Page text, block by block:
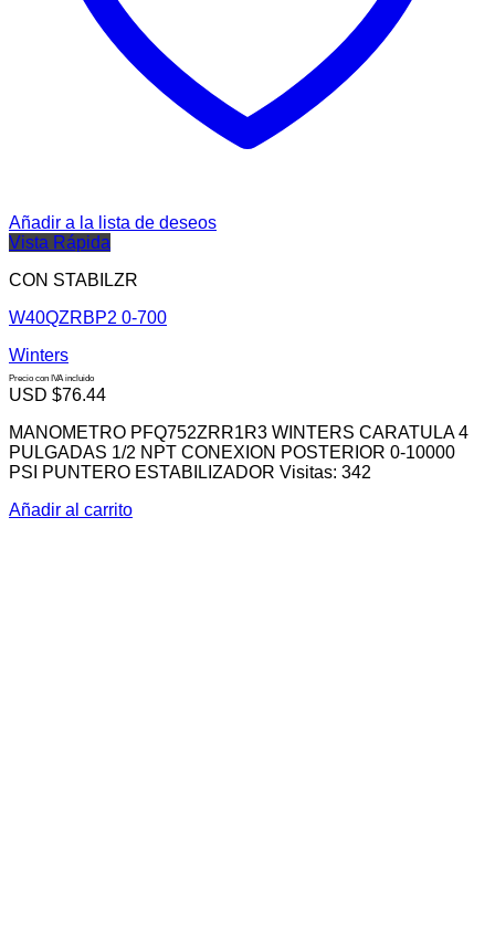
Añadir a la lista de deseos
Vista Rápida
CON STABILZR
W40QZRBP2 0-700
Winters
Precio con IVA incluido
USD $76.44
MANOMETRO PFQ752ZRR1R3 WINTERS CARATULA 4
PULGADAS 1/2 NPT CONEXION POSTERIOR 0-10000
PSI PUNTERO ESTABILIZADOR Visitas: 342
Añadir al carrito